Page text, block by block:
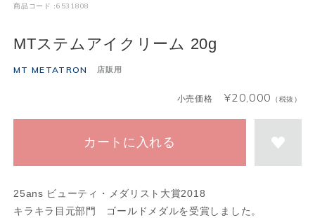
商品コード :6531808
MTステムアイクリーム 20g
MT METATRON 店販用
小売価格 ¥20,000 （税抜）
カートに入れる
25ans ビューティ・メダリスト大賞2018
キラキラ目元部門 ゴールドメダルを受賞しました。